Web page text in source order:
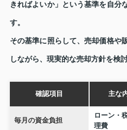
きればよいか」という基準を自分
す。
その基準に照らして、売却価格や
しながら、現実的な売却方針を検
確認項目 主な
毎月の資金負担
ローン・
理費